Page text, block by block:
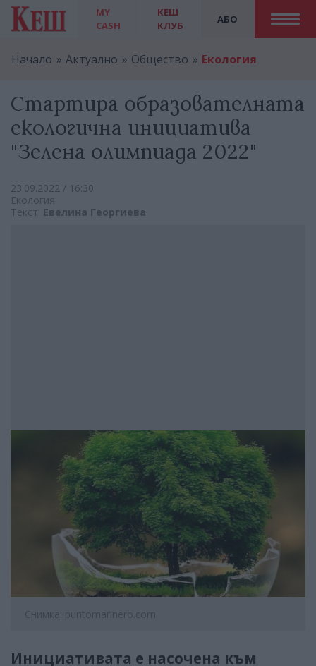
MY
CASH
АБО
КЕШ
КЛУБ
Начало Актуално Общество Екология
Стартира образователната
екологична инициатива
"Зелена олимпиада 2022"
23.09.2022 / 16:30
Екология
Текст: Евелина Георгиева
Снимка: puntomarinero.com
Инициативата е насочена към